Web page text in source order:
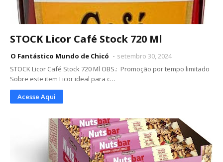
STOCK Licor Café Stock 720 Ml
O Fantástico Mundo de Chicó
setembro 30, 2024
STOCK Licor Café Stock 720 Ml OBS.: Promoção por tempo limitado
Sobre este item Licor ideal para c…
Acesse Aqui